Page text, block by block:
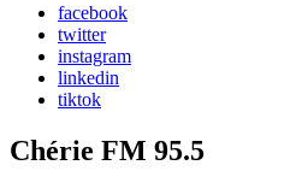
facebook
twitter
instagram
linkedin
tiktok
Chérie FM 95.5